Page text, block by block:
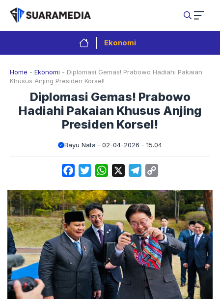
Langsung
isi
Ekonomi
Home - Ekonomi - Diplomasi Gemas! Prabowo Hadiahi Pakaian
Khusus Anjing Presiden Korsel!
Diplomasi Gemas! Prabowo
Hadiahi Pakaian Khusus Anjing
Presiden Korsel!
Bayu Nata 02-04-2026 - 15.04
FacebookTwitterWhatsApp Telegram